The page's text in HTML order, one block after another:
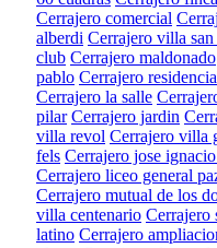
Cerrajero comercial
alberdi Cerrajero villa san
club Cerrajero maldonado
pablo Cerrajero
Cerrajero la salle
pilar Cerrajero jardin
villa revol Cerrajero villa
fels Cerrajero jose
Cerrajero liceo general
Cerrajero mutual de los
villa centenario Cerrajero
latino Cerrajero